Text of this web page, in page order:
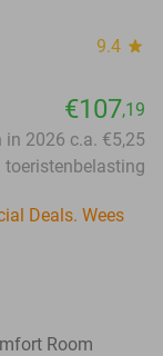
9.4 star
€107,19
in 2026 c.a. €5,25
toeristenbelasting
Deals. Wees
Room